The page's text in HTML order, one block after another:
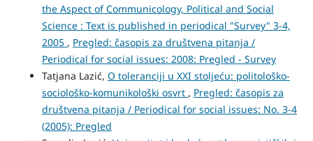
the Aspect of Communicology, Political and Social
Science : Text is published in periodical "Survey" 3-4,
2005 , Pregled: časopis za društvena pitanja /
Periodical for social issues: 2008: Pregled - Survey
Tatjana Lazić, O toleranciji u XXI stoljeću: politološko-
sociološko-komunikološki osvrt , Pregled: časopis za
društvena pitanja / Periodical for social issues: No. 3-4
(2005): Pregled